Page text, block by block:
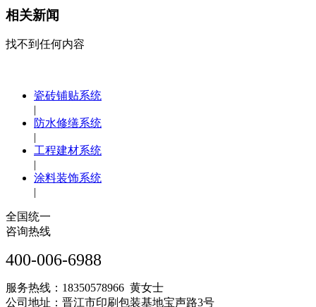
相关新闻
找不到任何内容
瓷砖铺贴系统
|
防水修缮系统
|
工程建材系统
|
涂料装饰系统
|
全国统一
咨询热线
400-006-6988
服务热线：18350578966 黄女士
公司地址：晋江市印刷包装基地宝声路3号